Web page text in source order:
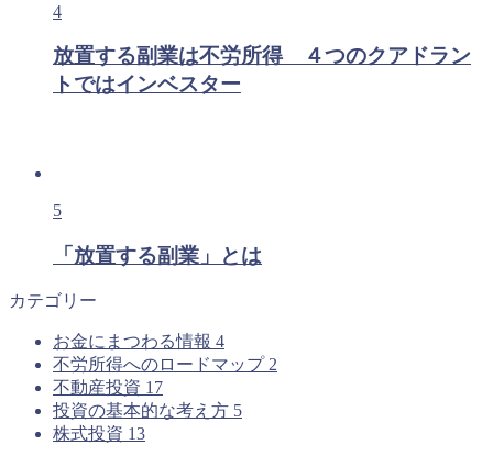
4
放置する副業は不労所得 ４つのクアドラン
トではインベスター
5
「放置する副業」とは
カテゴリー
お金にまつわる情報 4
不労所得へのロードマップ2
不動産投資 17
投資の基本的な考え方 5
株式投資 13